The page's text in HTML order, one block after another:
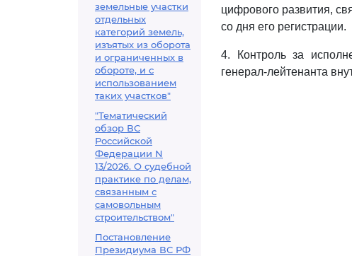
земельные участки
отдельных
категорий земель,
изъятых из оборота
и ограниченных в
обороте, и с
использованием
таких участков"
"Тематический
обзор ВС
Российской
Федерации N
13/2026. О судебной
практике по делам,
связанным с
самовольным
строительством"
Постановление
Президиума ВС РФ
цифрового развития,
со дня его регистрации.
4. Контроль за
генерал-лейтенанта